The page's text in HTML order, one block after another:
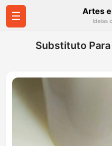
☰ Artes
Ideias
Substituto Para